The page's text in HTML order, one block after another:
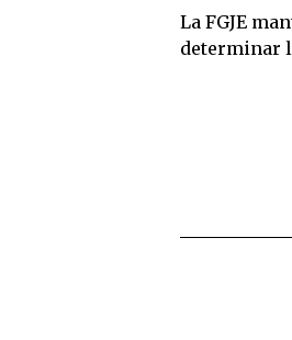
La FGJE
determinar